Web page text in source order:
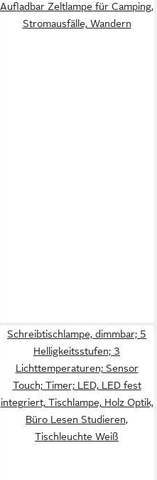
Aufladbar Zeltlampe für Camping,
Stromausfälle, Wandern
Schreibtischlampe, dimmbar; 5
Helligkeitsstufen; 3
Lichttemperaturen; Sensor
Touch; Timer; LED, LED fest
integriert, Tischlampe, Holz Optik,
Büro Lesen Studieren,
Tischleuchte Weiß